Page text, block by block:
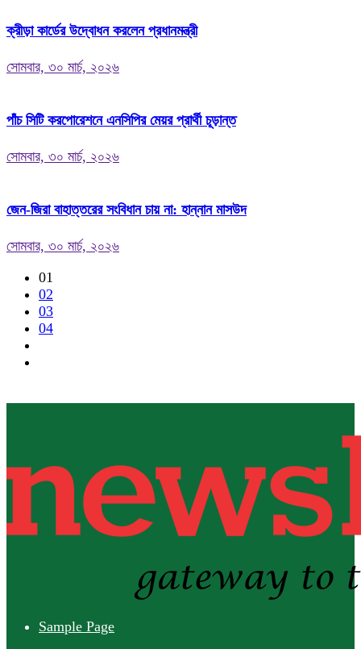
ক্রীড়া কার্ডের উদ্বোধন করলেন প্রধানমন্ত্রী
সোমবার, ৩০ মার্চ, ২০২৬
পাঁচ সিটি করপোরেশনে এনসিপির মেয়র প্রার্থী চূড়ান্ত
সোমবার, ৩০ মার্চ, ২০২৬
জেন-জিরা বাহাত্তরের সংবিধান চায় না: হান্নান মাসউদ
সোমবার, ৩০ মার্চ, ২০২৬
01
02
03
04
Sample Page